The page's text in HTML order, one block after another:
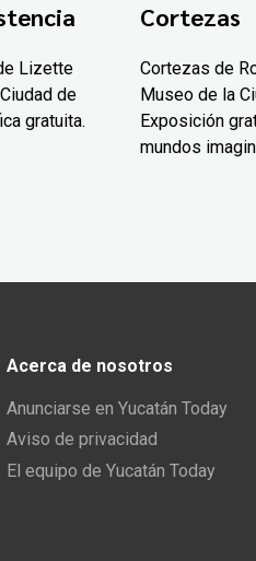
Lizette
de
gratuita.
Cortezas
Cortezas de
Museo de la
Exposición
mundos
Acerca de nosotros
Anunciarse en Yucatán Today
Aviso de privacidad
El equipo de Yucatán Today